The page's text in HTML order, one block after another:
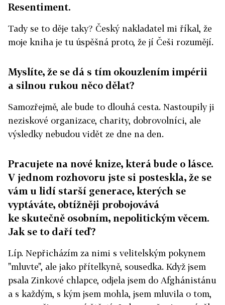
Resentiment.
Tady se to děje taky? Český nakladatel mi říkal, že
moje kniha je tu úspěšná proto, že jí Češi rozumějí.
Myslíte, že se dá s tím okouzlením impérii
a silnou rukou něco dělat?
Samozřejmě, ale bude to dlouhá cesta. Nastoupily ji
neziskové organizace, charity, dobrovolníci, ale
výsledky nebudou vidět ze dne na den.
Pracujete na nové knize, která bude o lásce.
V jednom rozhovoru jste si posteskla, že se
vám u lidí starší generace, kterých se
vyptáváte, obtížněji probojovává
ke skutečně osobním, nepolitickým věcem.
Jak se to daří teď?
Líp. Nepřicházím za nimi s velitelským pokynem
"mluvte", ale jako přítelkyně, sousedka. Když jsem
psala Zinkové chlapce, odjela jsem do Afghánistánu
a s každým, s kým jsem mohla, jsem mluvila o tom,